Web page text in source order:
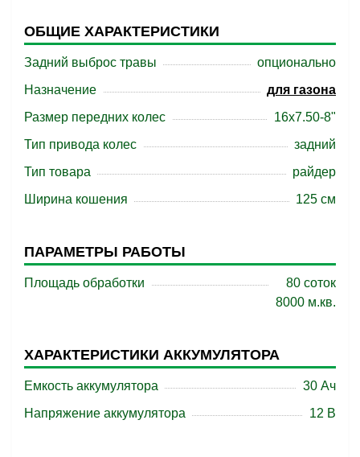
ОБЩИЕ ХАРАКТЕРИСТИКИ
Задний выброс травы
опционально
Назначение
для газона
Размер передних колес
16x7.50-8"
Тип привода колес
задний
Тип товара
райдер
Ширина кошения
125 см
ПАРАМЕТРЫ РАБОТЫ
Площадь обработки
80 соток
8000 м.кв.
ХАРАКТЕРИСТИКИ АККУМУЛЯТОРА
Емкость аккумулятора
30 Ач
Напряжение аккумулятора
12 В